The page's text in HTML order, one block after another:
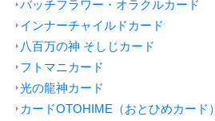
バッチフラワー・オラクルカード
インナーチャイルドカード
八百万の神 そしじカード
フトマニカード
光の龍神カード
カードOTOHIME（おとひめカード）